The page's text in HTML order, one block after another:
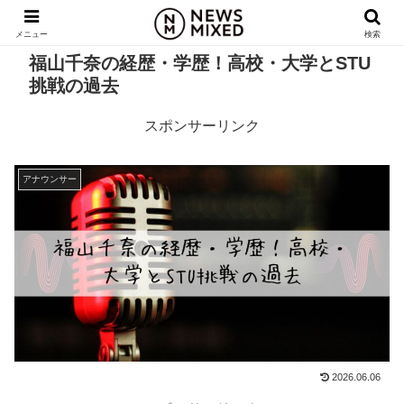
福山千奈の経歴・学歴！高校・大学とSTU
挑戦の過去
スポンサーリンク
アナウンサー
2026.06.06
メニュー 検索